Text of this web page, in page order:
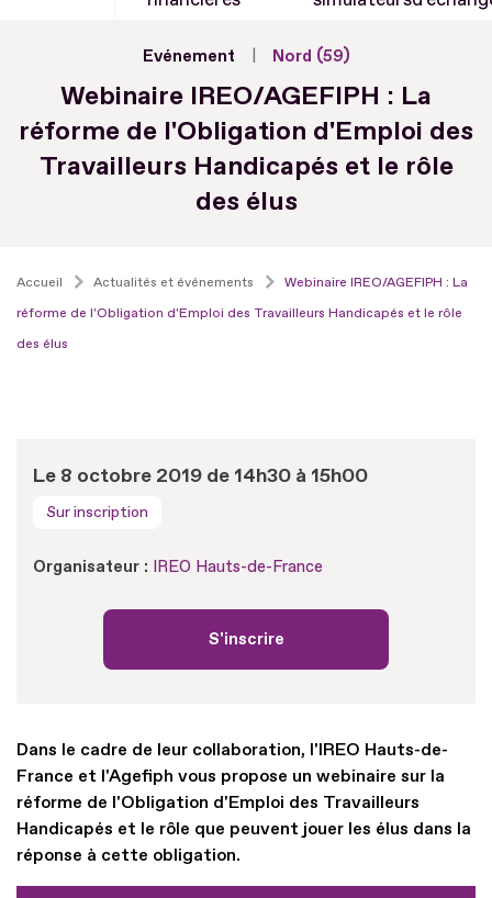
Evénement Nord (59)
Webinaire IREO/AGEFIPH : La
réforme de l'Obligation d'Emploi des
Travailleurs Handicapés et le rôle
des élus
Accueil Actualités et événements
Webinaire IREO/AGEFIPH : La
réforme de l'Obligation d'Emploi des Travailleurs Handicapés et le rôle
des élus
Le 8 octobre 2019 de 14h30 à 15h00
Sur inscription
Organisateur : IREO Hauts-de-France
S'inscrire
Dans le cadre de leur collaboration, l'IREO Hauts-de-
France et l'Agefiph vous propose un webinaire sur la
réforme de l'Obligation d'Emploi des Travailleurs
Handicapés et le rôle que peuvent jouer les élus dans la
réponse à cette obligation.